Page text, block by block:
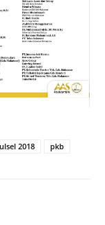
2018 pkb